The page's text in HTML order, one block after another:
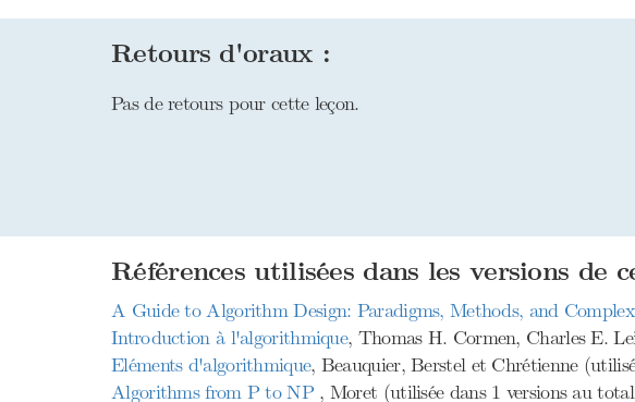
Retours d'oraux :
Pas de retours pour cette leçon.
Références utilisées dans les versions de
A Guide to Algorithm Design: Paradigms, Methods, and
Introduction à l'algorithmique, Thomas H. Cormen, Charles E.
Eléments d'algorithmique, Beauquier, Berstel et Chrétienne
Algorithms from P to NP , Moret (utilisée dans 1 versions au